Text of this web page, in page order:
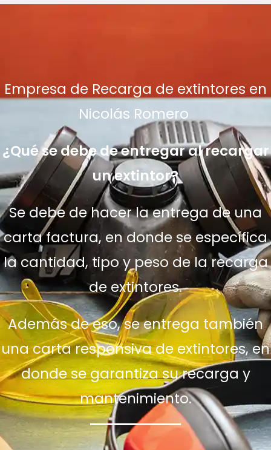
Empresa de Recarga de extintores en
Nicolás Romero
¿Qué se debe de entregar al recargar
un extintor?
Se debe de hacer la entrega de una
carta factura, en donde se específica
la cantidad, tipo y peso de la recarga
de extintores.
Además de eso, se entrega también
una carta responsiva de extintores, en
donde se garantiza su recarga y
mantenimiento.